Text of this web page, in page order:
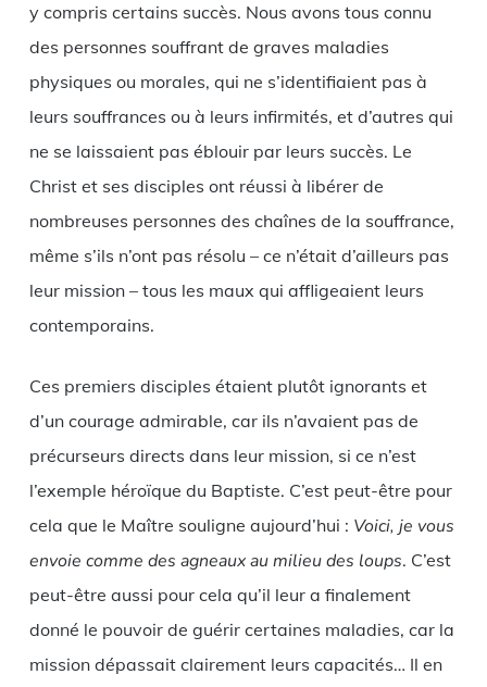
y compris certains succès. Nous avons tous connu
des personnes souffrant de graves maladies
physiques ou morales, qui ne s’identifiaient pas à
leurs souffrances ou à leurs infirmités, et d’autres qui
ne se laissaient pas éblouir par leurs succès. Le
Christ et ses disciples ont réussi à libérer de
nombreuses personnes des chaînes de la souffrance,
même s’ils n’ont pas résolu – ce n’était d’ailleurs pas
leur mission – tous les maux qui affligeaient leurs
contemporains.
Ces premiers disciples étaient plutôt ignorants et
d’un courage admirable, car ils n’avaient pas de
précurseurs directs dans leur mission, si ce n’est
l’exemple héroïque du Baptiste. C’est peut-être pour
cela que le Maître souligne aujourd’hui : Voici, je vous
envoie comme des agneaux au milieu des loups. C’est
peut-être aussi pour cela qu’il leur a finalement
donné le pouvoir de guérir certaines maladies, car la
mission dépassait clairement leurs capacités… Il en